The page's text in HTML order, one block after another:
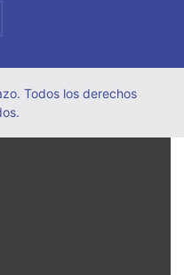
Todos los derechos